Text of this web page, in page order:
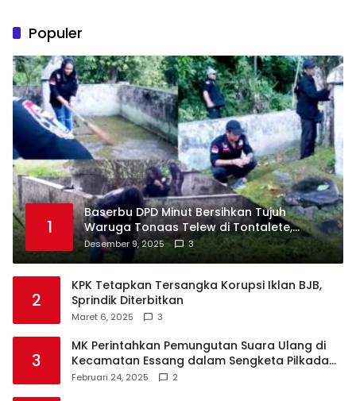
Populer
1
Baserbu DPD Minut Bersihkan Tujuh
Waruga Tonaas Telew di Tontalete,
Agenda Rutin Pelestarian Jejak Leluhur
Minahasa
Desember 9, 2025 3
2
KPK Tetapkan Tersangka Korupsi Iklan BJB,
Sprindik Diterbitkan
Maret 6, 2025 3
3
MK Perintahkan Pemungutan Suara Ulang di
Kecamatan Essang dalam Sengketa Pilkada
Talaud
Februari 24, 2025 2